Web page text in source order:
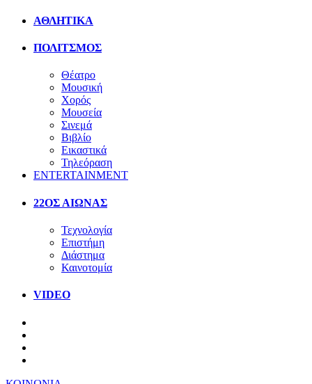
ΑΘΛΗΤΙΚΑ
ΠΟΛΙΤΣΜΟΣ
Θέατρο
Μουσική
Χορός
Μουσεία
Σινεμά
Βιβλίο
Εικαστικά
Τηλεόραση
ENTERTAINMENT
22ΟΣ ΑΙΩΝΑΣ
Τεχνολογία
Επιστήμη
Διάστημα
Καινοτομία
VIDEO